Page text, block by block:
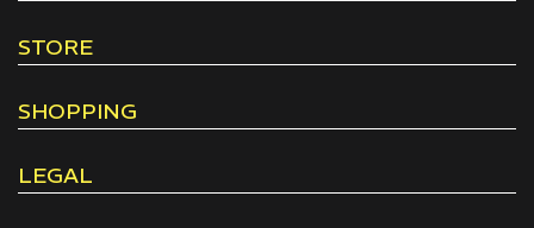
STORE
SHOPPING
LEGAL